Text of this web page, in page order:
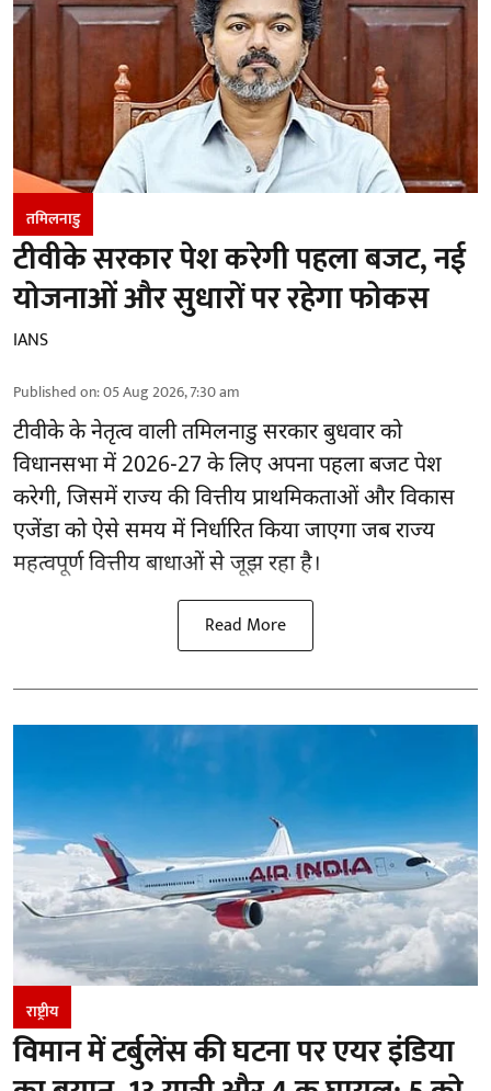
तमिलनाडु
टीवीके सरकार पेश करेगी पहला बजट, नई
योजनाओं और सुधारों पर रहेगा फोकस
IANS
Published on:05 Aug 2026, 7:30 am
टीवीके के नेतृत्व वालीतमिलनाडु सरकारबुधवार को
विधानसभा में 2026-27 के लिए अपना पहला बजट पेश
करेगी, जिसमें राज्य की वित्तीय प्राथमिकताओं और विकास
एजेंडा को ऐसे समय में निर्धारित किया जाएगा जब राज्य
महत्वपूर्ण वित्तीय बाधाओं से जूझ रहा है।
Read More
राष्ट्रीय
विमान में टर्बुलेंस की घटना पर एयर इंडिया